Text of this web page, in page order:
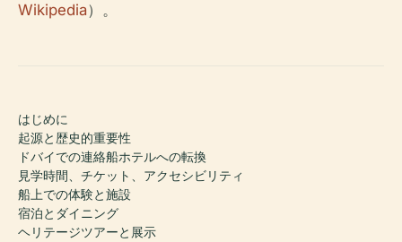
Wikipedia）。
はじめに
起源と歴史的重要性
ドバイでの連絡船ホテルへの転換
見学時間、チケット、アクセシビリティ
船上での体験と施設
宿泊とダイニング
ヘリテージツアーと展示